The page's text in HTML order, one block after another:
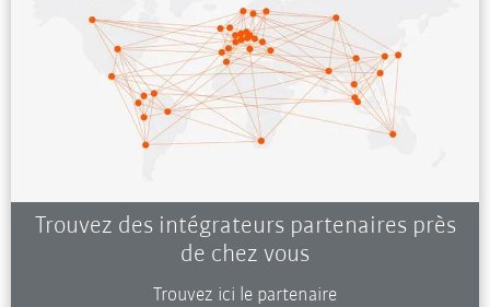
Trouvez des intégrateurs partenaires près
de chez vous
Trouvez ici le partenaire